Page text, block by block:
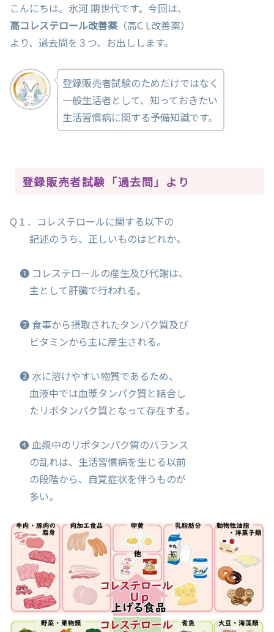
こんにちは。氷河 期世代です。今回は、
高コレステロール改善薬 （高C L改善薬）
より、過去問を３つ、お出しします。
登録販売者試験のためだけではなく
一般生活者として、知っておきたい
生活習慣病に関する予備知識です。
登録販売者試験「過去問」より
Q１．コレステロールに関する以下の
記述のうち、正しいものはどれか。
❶ コレステロールの産生及び代謝は、
主として肝臓で行われる。
❷ 食事から摂取されたタンパク質及び
ビタミンから主に産生される。
❸ 水に溶けやすい物質であるため、
血液中では血漿タンパク質と結合し
たリポタンパク質となって存在する。
❹ 血漿中のリポタンパク質のバランス
の乱れは、生活習慣病を生じる以前
の段階から、自覚症状を伴うものが
多い。